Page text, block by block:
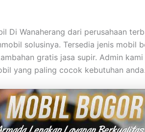
Di Wanaherang dari perusahaan
solusinya. Tersedia jenis mobil
gratis jasa supir. Admin
yang paling cocok kebutuhan